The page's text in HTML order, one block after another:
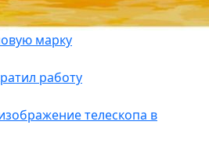
марку
работу
телескопа в